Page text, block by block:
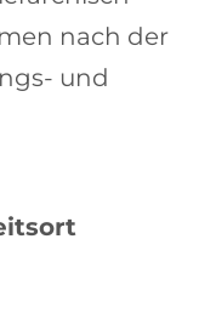
nach der
und